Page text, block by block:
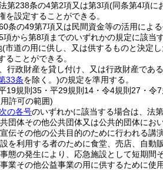
第238条の4第2項又は第3項(同条第4項に
を設定することができる。
条の49第7項又は民間資金等の活用によ
から第8項までのいずれかの規定に該当
(市道の用に供し、又は供するものと決定
ることができる。
行政財産を貸し付け、又は行政財産であ
33条を除く。)の規定を準用する。
19規則35・平29規則14・令4規則27・令
許可の範囲)
次の各号のいずれかに該当する場合は、法
団体その他公共団体又は公共的団体にお
伝その他の公共目的のために行われる講
を利用する者のために食堂、売店、自動
態の発生により、応急施設として短期間
業その他公益事業の用に供するために使